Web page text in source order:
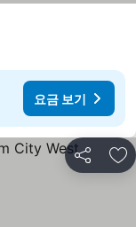
요금 보기
공유 즐